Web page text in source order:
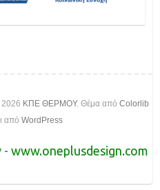
2026 ΚΠΕ ΘΕΡΜΟΥ. Θέμα από Colorlib
από WordPress
- www.oneplusdesign.com